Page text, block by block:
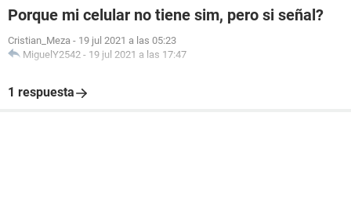
Porque mi celular no tiene sim, pero si señal?
Cristian_Meza - 19 jul 2021 a las 05:23
MiguelY2542 - 19 jul 2021 a las 17:47
1 respuesta